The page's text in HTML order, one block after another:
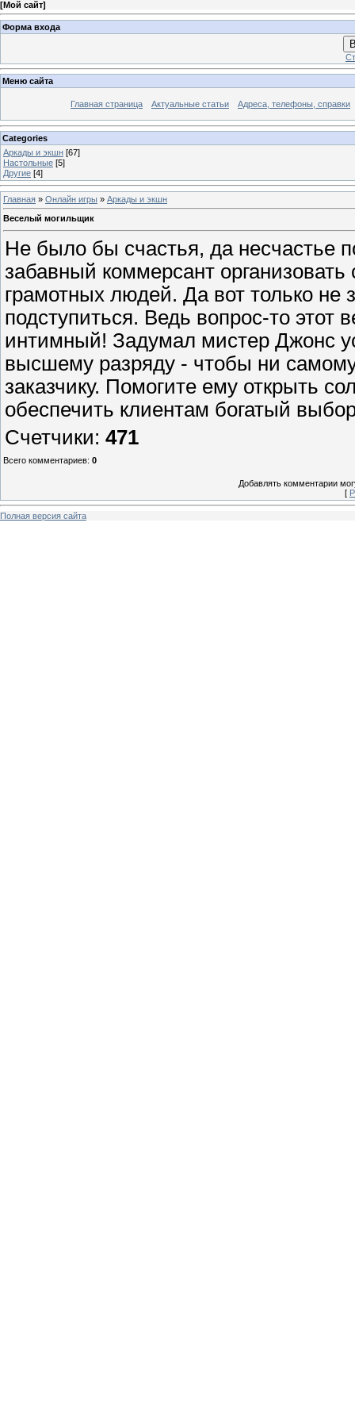
[Мой сайт]
Форма входа
Меню сайта
Главная страница Актуальные статьи Адреса, телефоны, справки
Categories
Аркады и экшн [67]
Настольные [5]
Другие [4]
Главная » Онлайн игры » Аркады и экшн
Веселый могильщик
Не было бы счастья, да несчастье
забавный коммерсант организовать
грамотных людей. Да вот только не
подступиться. Ведь вопрос-то этот
интимный! Задумал мистер Джонс
высшему разряду - чтобы ни
заказчику. Помогите ему открыть
обеспечить клиентам богатый выбор
Счетчики: 471
Всего комментариев: 0
Добавлять комментарии
[
Полная версия сайта